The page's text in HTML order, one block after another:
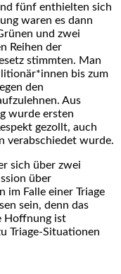
fünf enthielten sich
waren es dann
und zwei
Reihen der
stimmten. Man
bis zum
den
Aus
wurde ersten
gezollt, auch
verabschiedet wurde.
sich über zwei
über
im Falle einer Triage
sein, denn das
Hoffnung ist
Triage-Situationen